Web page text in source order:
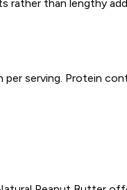
rather than lengthy
per serving. Protein